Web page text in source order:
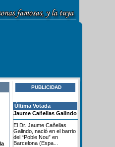
PUBLICIDAD
Última Votada
Jaume Cañellas Galindo
El Dr. Jaume Cañellas
Galindo, nació en el barrio
del “Poble Nou” en
Barcelona (Espa...